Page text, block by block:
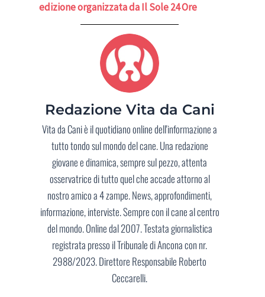
edizione organizzata da Il Sole 24 Ore
Redazione Vita da Cani
Vita da Cani è il quotidiano online dell'informazione a
tutto tondo sul mondo del cane. Una redazione
giovane e dinamica, sempre sul pezzo, attenta
osservatrice di tutto quel che accade attorno al
nostro amico a 4 zampe. News, approfondimenti,
informazione, interviste. Sempre con il cane al centro
del mondo. Online dal 2007. Testata giornalistica
registrata presso il Tribunale di Ancona con nr.
2988/2023. Direttore Responsabile Roberto
Ceccarelli.